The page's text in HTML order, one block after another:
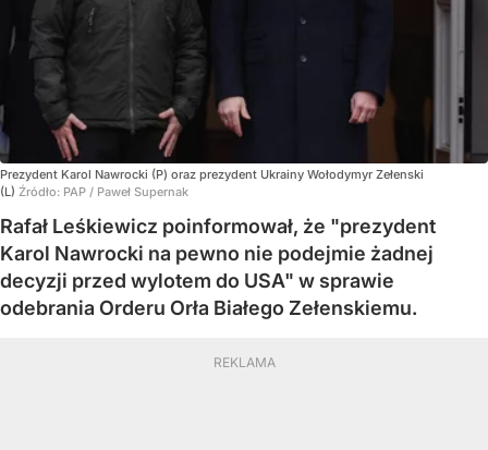
Prezydent Karol Nawrocki (P) oraz prezydent Ukrainy Wołodymyr Zełenski
(L) Źródło: PAP / Paweł Supernak
Rafał Leśkiewicz poinformował, że "prezydent
Karol Nawrocki na pewno nie podejmie żadnej
decyzji przed wylotem do USA" w sprawie
odebrania Orderu Orła Białego Zełenskiemu.